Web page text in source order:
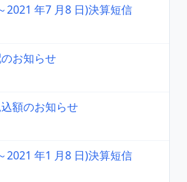
2021 年7 月8 日)決算短信
お知らせ
額のお知らせ
2021 年1 月8 日)決算短信